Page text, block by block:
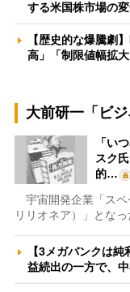
する米国株市場の
【歴史的な爆騰劇
高」「制限値幅拡
大前研一「ビ
「い
スク
的…
宇宙開発企業「スペ
リリオネア）」とな
【3メガバンクは
益続出の一方で、